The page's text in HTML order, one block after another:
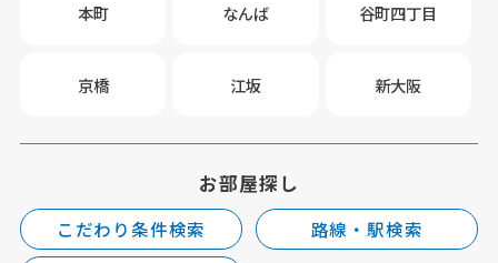
本町 なんば 谷町四丁目
京橋 江坂 新大阪
お部屋探し
こだわり条件検索
路線・駅検索